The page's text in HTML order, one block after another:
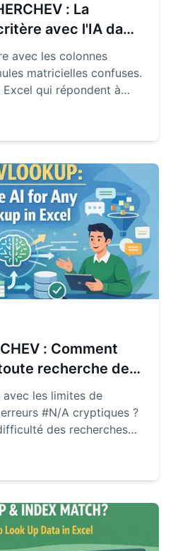
: La
avec l'IA dans
avec les colonnes
matricielles confuses.
qui répondent à
le chat IA
de filtrer et de
aucune formule.
: Comment
recherche de
les limites de
erreurs #N/A cryptiques ?
des recherches
faire correspondre
pour vous avec de
des formules.